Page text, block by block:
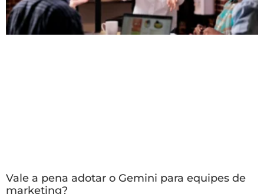
Vale a pena adotar o Gemini para equipes de
marketing?